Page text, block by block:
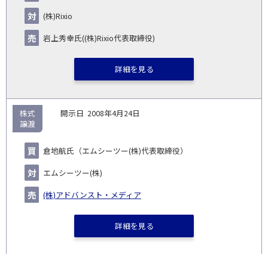
(株)Rixio
岩上秀幸氏((株)Rixio代表取締役)
詳細を見る
2008年4月24日
倉地航氏（エムシーツー(株)代表取締役）
エムシーツー(株)
(株)アドバンスト・メディア
株式
譲渡
詳細を見る